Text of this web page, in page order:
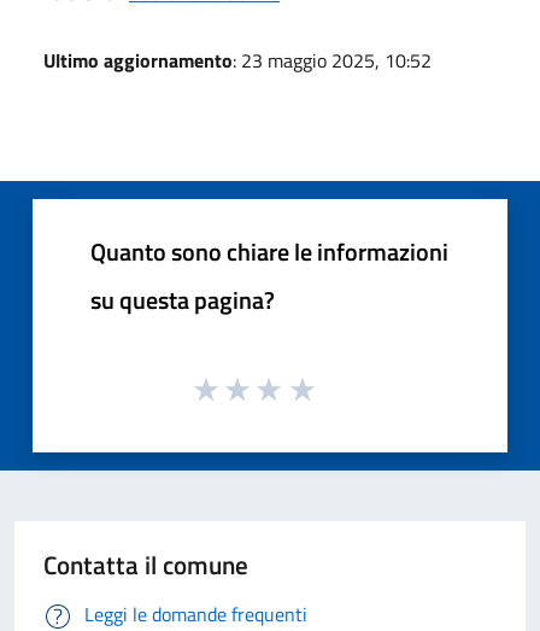
Ultimo aggiornamento: 23 maggio 2025, 10:52
Quanto sono chiare le informazioni
su questa pagina?
Contatta il comune
Leggi le domande frequenti